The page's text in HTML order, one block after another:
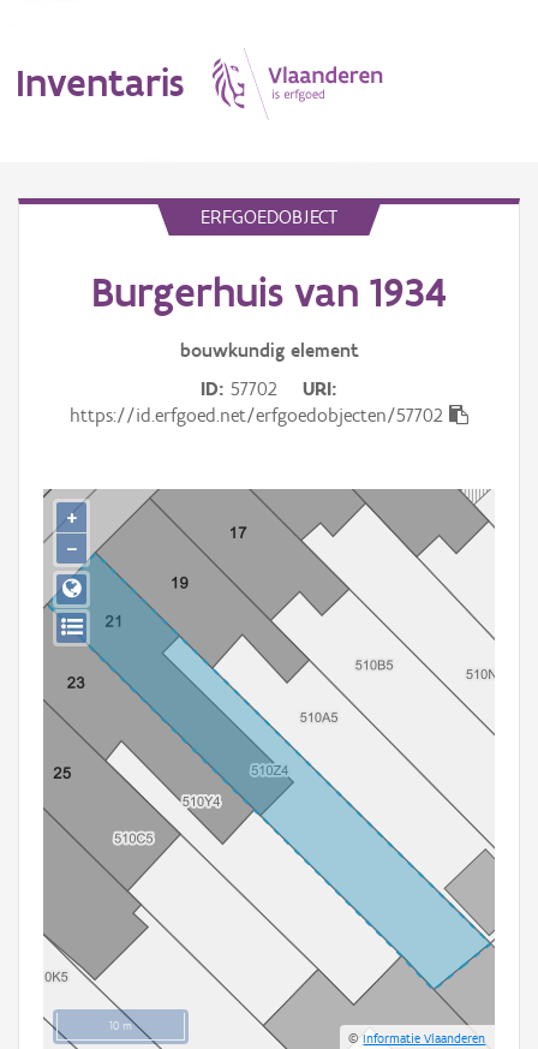
Inventaris
Erfgoedobject
Gebeurtenis
Persoon of collectief
Downloads
Hergebruik
Aanmelden
ERFGOEDOBJECT
Burgerhuis van 1934
bouwkundig element
ID 57702
URI
https://id.erfgoed.net/erfgoedobjecten/57702
10 m
©Informatie Vlaanderen
+
−